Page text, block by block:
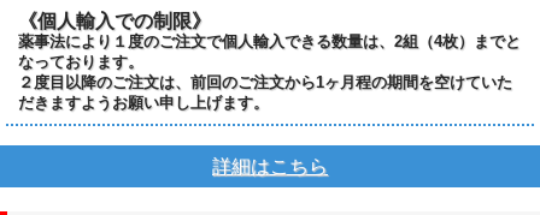
《個人輸入での制限》
薬事法により１度のご注文で個人輸入できる数量は、2組（4枚）までと
なっております。
２度目以降のご注文は、前回のご注文から1ヶ月程の期間を空けていた
だきますようお願い申し上げます。
詳細はこちら